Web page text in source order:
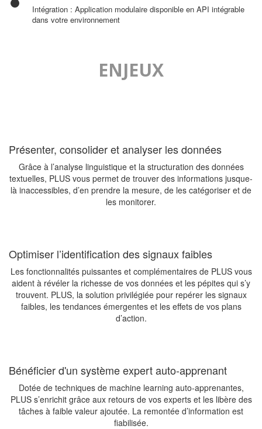
Intégration : Application modulaire disponible en API intégrable
dans votre environnement
ENJEUX
Présenter, consolider et analyser les données
Grâce à l’analyse linguistique et la structuration des données
textuelles, PLUS vous permet de trouver des informations jusque-
là inaccessibles, d’en prendre la mesure, de les catégoriser et de
les monitorer.
Optimiser l’identification des signaux faibles
Les fonctionnalités puissantes et complémentaires de PLUS vous
aident à révéler la richesse de vos données et les pépites qui s’y
trouvent. PLUS, la solution privilégiée pour repérer les signaux
faibles, les tendances émergentes et les effets de vos plans
d’action.
Bénéficier d'un système expert auto-apprenant
Dotée de techniques de machine learning auto-apprenantes,
PLUS s’enrichit grâce aux retours de vos experts et les libère des
tâches à faible valeur ajoutée. La remontée d’information est
fiabilisée.